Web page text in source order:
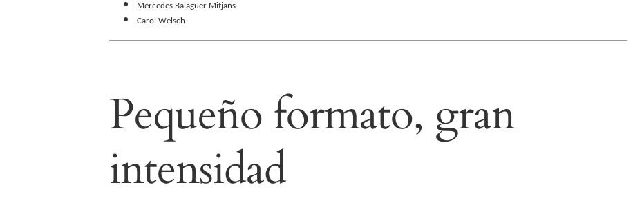
Mercedes Balaguer Mitjans
Carol Welsch
Pequeño formato, gran
intensidad